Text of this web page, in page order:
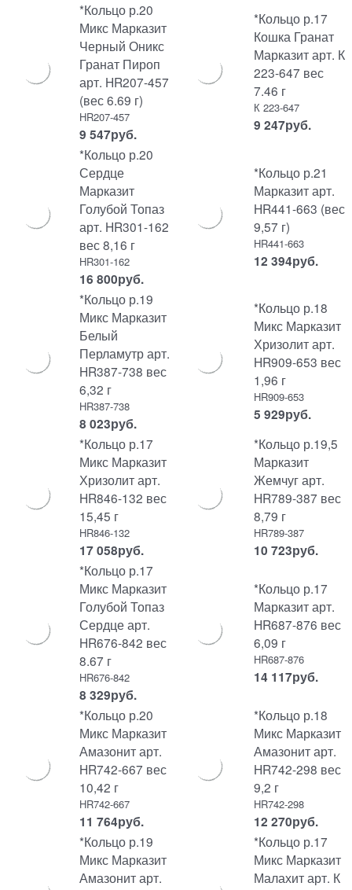
*Кольцо р.20
Микс Марказит
Черный Оникс
Гранат Пироп
арт. HR207-457
(вес 6.69 г)
HR207-457
9 547руб.
*Кольцо р.17
Кошка Гранат
Марказит арт. К
223-647 вес
7.46 г
К 223-647
9 247руб.
*Кольцо р.20
Сердце
Марказит
Голубой Топаз
арт. HR301-162
вес 8,16 г
HR301-162
16 800руб.
*Кольцо р.21
Марказит арт.
HR441-663 (вес
9,57 г)
HR441-663
12 394руб.
*Кольцо р.19
Микс Марказит
Белый
Перламутр арт.
HR387-738 вес
6,32 г
HR387-738
8 023руб.
*Кольцо р.18
Микс Марказит
Хризолит арт.
HR909-653 вес
1,96 г
HR909-653
5 929руб.
*Кольцо р.17
Микс Марказит
Хризолит арт.
HR846-132 вес
15,45 г
HR846-132
17 058руб.
*Кольцо р.19,5
Марказит
Жемчуг арт.
HR789-387 вес
8,79 г
HR789-387
10 723руб.
*Кольцо р.17
Микс Марказит
Голубой Топаз
Сердце арт.
HR676-842 вес
8.67 г
HR676-842
8 329руб.
*Кольцо р.17
Марказит арт.
HR687-876 вес
6,09 г
HR687-876
14 117руб.
*Кольцо р.20
Микс Марказит
Амазонит арт.
HR742-667 вес
10,42 г
HR742-667
11 764руб.
*Кольцо р.18
Микс Марказит
Амазонит арт.
HR742-298 вес
9,2 г
HR742-298
12 270руб.
*Кольцо р.19
Микс Марказит
Амазонит арт.
*Кольцо р.17
Микс Марказит
Малахит арт. К